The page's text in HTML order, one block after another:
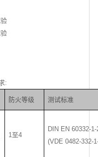
:
防火等级 测试标准
1至4
DIN EN 60332-1-
(VDE 0482-332-